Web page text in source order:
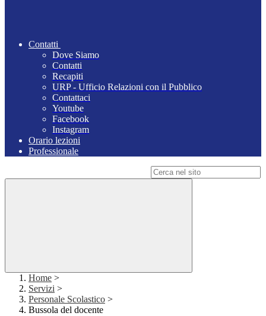
Contatti
Dove Siamo
Contatti
Recapiti
URP - Ufficio Relazioni con il Pubblico
Contattaci
Youtube
Facebook
Instagram
Orario lezioni
Professionale
Home >
Servizi >
Personale Scolastico >
Bussola del docente